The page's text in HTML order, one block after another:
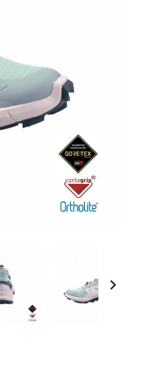
